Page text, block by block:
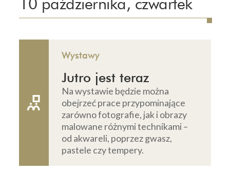
Wystawy
Jutro jest teraz
Na wystawie będzie można
obejrzeć prace przypominające
zarówno fotografie, jak i obrazy
malowane różnymi technikami –
od akwareli, poprzez gwasz,
pastele czy tempery.